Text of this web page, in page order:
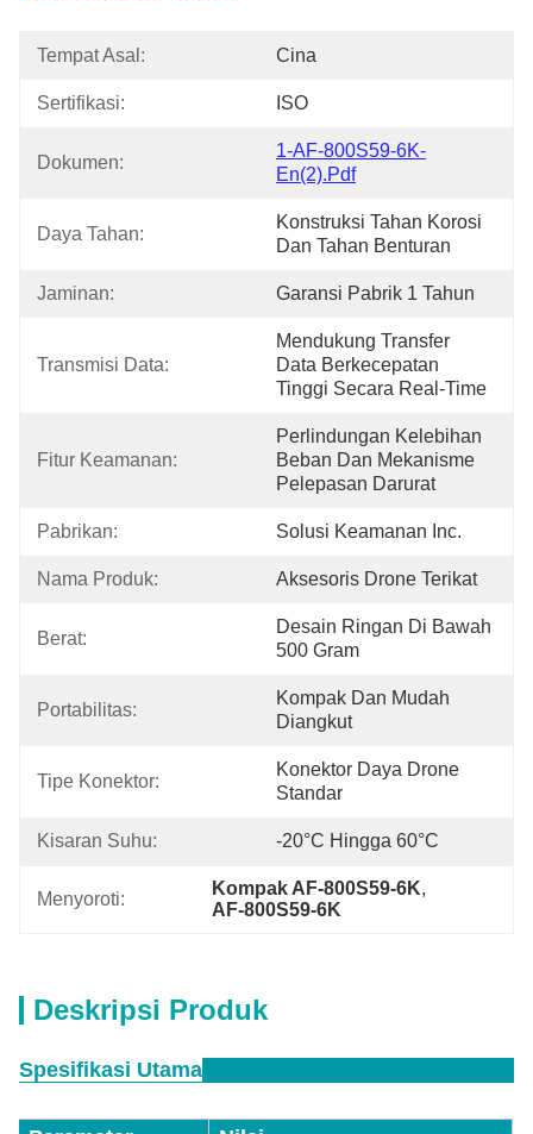
Tempat Asal: Cina
Sertifikasi: ISO
Dokumen:
1-AF-800S59-6K-
En(2).pdf
Daya Tahan:
Konstruksi Tahan Korosi
Dan Tahan Benturan
Jaminan: Garansi Pabrik 1 Tahun
Transmisi Data:
Mendukung Transfer
Data Berkecepatan
Tinggi Secara Real-Time
Fitur Keamanan:
Perlindungan Kelebihan
Beban Dan Mekanisme
Pelepasan Darurat
Pabrikan: Solusi Keamanan Inc.
Nama Produk: Aksesoris Drone Terikat
Berat:
Desain Ringan Di Bawah
500 Gram
Portabilitas:
Kompak Dan Mudah
Diangkut
Tipe Konektor:
Konektor Daya Drone
Standar
Kisaran Suhu: -20°C Hingga 60°C
Menyoroti:
Kompak AF-800S59-6K,
AF-800S59-6K
Deskripsi Produk
Spesifikasi Utama